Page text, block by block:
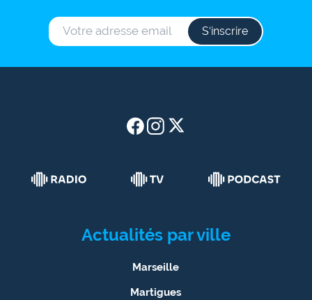
S‘inscrire
Actualités par ville
Marseille
Martigues